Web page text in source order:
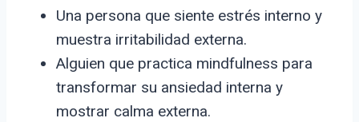
Una persona que siente estrés interno y
muestra irritabilidad externa.
Alguien que practica mindfulness para
transformar su ansiedad interna y
mostrar calma externa.